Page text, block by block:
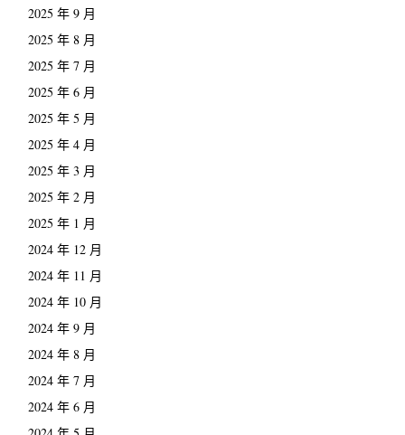
2025 年 9 月
2025 年 8 月
2025 年 7 月
2025 年 6 月
2025 年 5 月
2025 年 4 月
2025 年 3 月
2025 年 2 月
2025 年 1 月
2024 年 12 月
2024 年 11 月
2024 年 10 月
2024 年 9 月
2024 年 8 月
2024 年 7 月
2024 年 6 月